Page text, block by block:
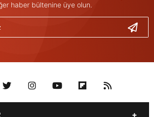
haber bültenine üye olun.